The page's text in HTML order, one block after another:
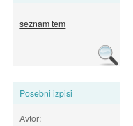
seznam tem
Posebni izpisi
Avtor: